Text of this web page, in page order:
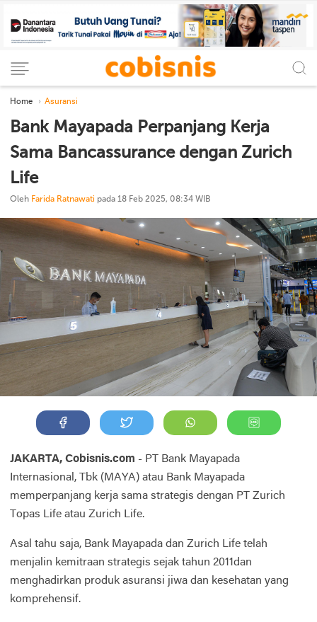
Home Asuransi
Bank Mayapada Perpanjang Kerja
Sama Bancassurance dengan Zurich
Life
Oleh Farida Ratnawati pada 18 Feb 2025, 08:34 WIB
JAKARTA, Cobisnis.com - PT Bank Mayapada
Internasional, Tbk (MAYA) atau Bank Mayapada
memperpanjang kerja sama strategis dengan PT Zurich
Topas Life atau Zurich Life.
Asal tahu saja, Bank Mayapada dan Zurich Life telah
menjalin kemitraan strategis sejak tahun 2011dan
menghadirkan produk asuransi jiwa dan kesehatan yang
komprehensif.